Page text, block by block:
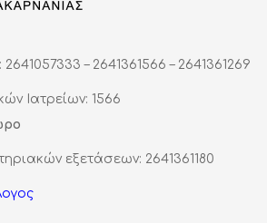
2641057333 – 2641361566 – 2641361269
Ιατρείων: 1566
εξετάσεων: 2641361180